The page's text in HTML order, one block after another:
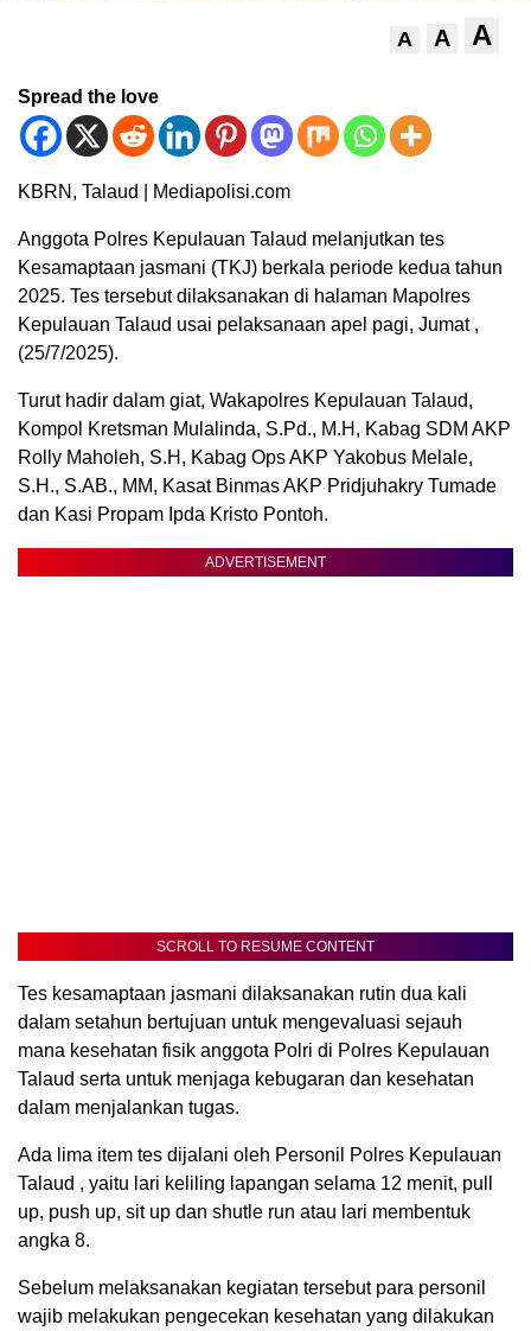
A A A
Spread the love
KBRN, Talaud | Mediapolisi.com
Anggota Polres Kepulauan Talaud melanjutkan tes
Kesamaptaan jasmani (TKJ) berkala periode kedua tahun
2025. Tes tersebut dilaksanakan di halaman Mapolres
Kepulauan Talaud usai pelaksanaan apel pagi, Jumat ,
(25/7/2025).
Turut hadir dalam giat, Wakapolres Kepulauan Talaud,
Kompol Kretsman Mulalinda, S.Pd., M.H, Kabag SDM AKP
Rolly Maholeh, S.H, Kabag Ops AKP Yakobus Melale,
S.H., S.AB., MM, Kasat Binmas AKP Pridjuhakry Tumade
dan Kasi Propam Ipda Kristo Pontoh.
ADVERTISEMENT
SCROLL TO RESUME CONTENT
Tes kesamaptaan jasmani dilaksanakan rutin dua kali
dalam setahun bertujuan untuk mengevaluasi sejauh
mana kesehatan fisik anggota Polri di Polres Kepulauan
Talaud serta untuk menjaga kebugaran dan kesehatan
dalam menjalankan tugas.
Ada lima item tes dijalani oleh Personil Polres Kepulauan
Talaud , yaitu lari keliling lapangan selama 12 menit, pull
up, push up, sit up dan shutle run atau lari membentuk
angka 8.
Sebelum melaksanakan kegiatan tersebut para personil
wajib melakukan pengecekan kesehatan yang dilakukan